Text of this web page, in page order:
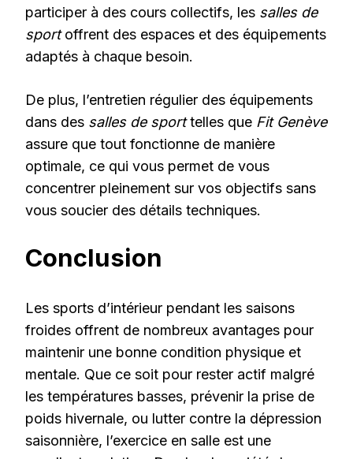
participer à des cours collectifs, les salles de
sportoffrent des espaces et des équipements
adaptés à chaque besoin.
De plus, l’entretien régulier des équipements
dans des salles de sporttelles que Fit Genève
assure que tout fonctionne de manière
optimale, ce qui vous permet de vous
concentrer pleinement sur vos objectifs sans
vous soucier des détails techniques.
Conclusion
Les sports d’intérieur pendant les saisons
froides offrent de nombreux avantages pour
maintenir une bonne condition physique et
mentale. Que ce soit pour rester actif malgré
les températures basses, prévenir la prise de
poids hivernale, ou lutter contre la dépression
saisonnière, l’exercice en salle est une